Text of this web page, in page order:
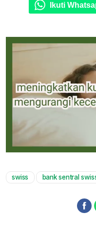
Ikuti
swiss bank sentral